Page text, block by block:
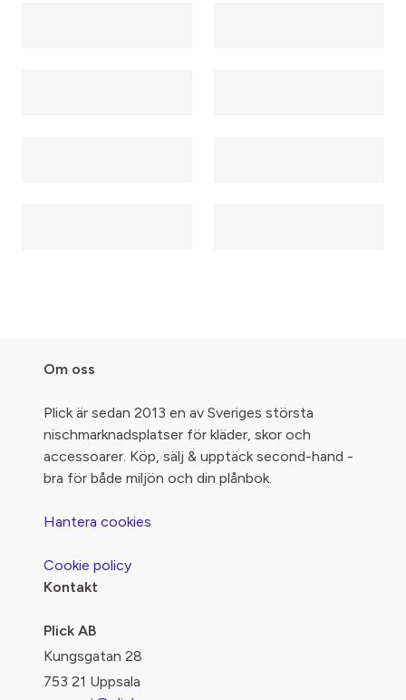
Om oss
Plick är sedan 2013 en av Sveriges största
nischmarknadsplatser för kläder, skor och
accessoarer. Köp, sälj & upptäck second-hand -
bra för både miljön och din plånbok.
Hantera cookies
Cookie policy
Kontakt
Plick AB
Kungsgatan 28
753 21 Uppsala